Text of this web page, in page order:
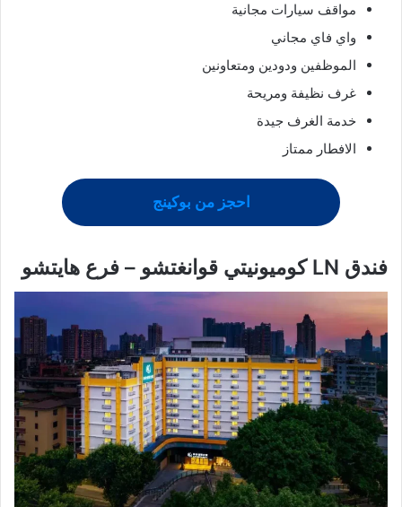
مواقف سيارات مجانية
واي فاي مجاني
الموظفين ودودين ومتعاونين
غرف نظيفة ومريحة
خدمة الغرف جيدة
الافطار ممتاز
احجز من بوكينج
فندق LN كوميونيتي قوانغتشو – فرع هايتشو